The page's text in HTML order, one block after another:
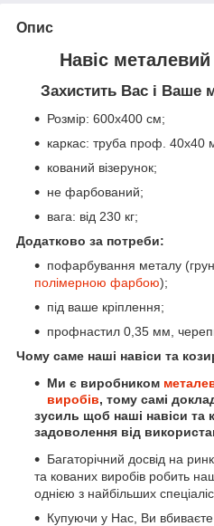
Опис
Навіс
Захистить Вас і Ваше
Розмір: 600х400 см;
каркас: труба проф. 40х40
кований візерунок;
не фарбований;
вага: від 230 кг;
Додатково за потреби:
пофарбування металу
полімерною фарбою);
під ваше кріплення;
профнастил 0,35 мм,
Чому саме наші навіси та
Ми є виробником
виробів, тому самі
зусиль щоб наші навіси та
задоволення від
Багаторічний досвід на
та кованих виробів робить
однією з найбільших
Купуючи у Нас, Ви вбиваєте